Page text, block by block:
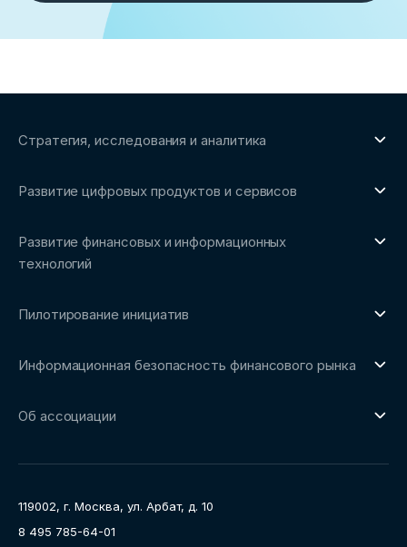
Стратегия, исследования и аналитика
Обзоры рынка и аналитические исследования
Трендвотчинг и информационный сервис
Развитие цифровых продуктов и сервисов
Развитие финансовых и информационных
технологий
Репозиторий Ассоциации
Рабочие группы
Пилотирование инициатив
Площадка пилотного тестирования
Информационная безопасность финансового рынка
Направления работы
Об ассоциации
Карьера
Контакты
119002, г. Москва, ул. Арбат, д. 10
8 495 785-64-01